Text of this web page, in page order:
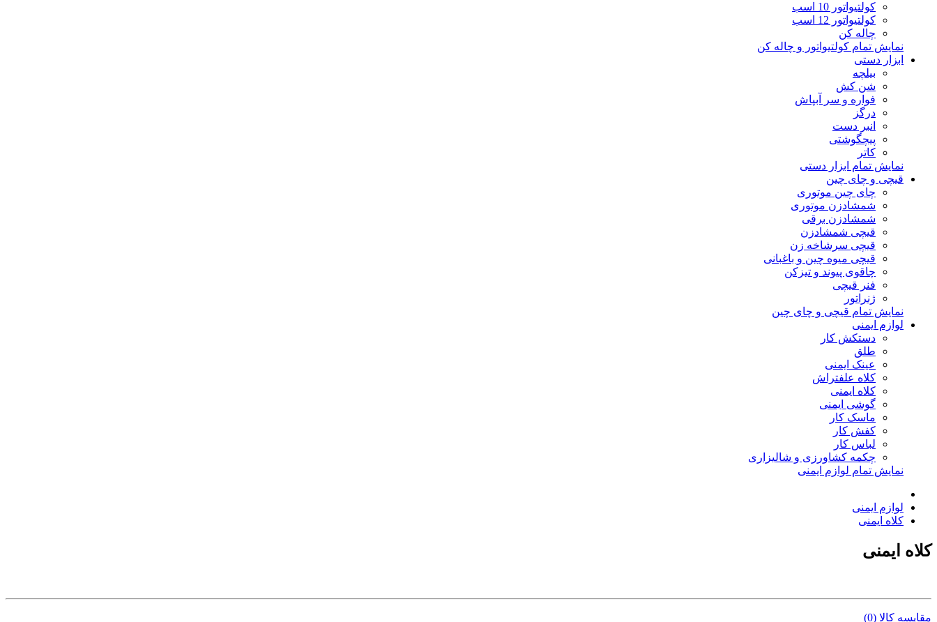
کولتیواتور 10 اسب
کولتیواتور 12 اسب
چاله کن
نمایش تمام کولتیواتور و چاله کن
ابزار دستی
بیلچه
شن کش
فواره و سر آبپاش
درگز
انبر دست
پیچگوشتی
کاتر
نمایش تمام ابزار دستی
قیچی و چای چین
چای چین موتوری
شمشادزن موتوری
شمشادزن برقی
قیچی شمشادزن
قیچی سرشاخه زن
قیچی میوه چین و باغبانی
چاقوی پیوند و تیزکن
فنر قیچی
ژنراتور
نمایش تمام قیچی و چای چین
لوازم ایمنی
دستکش کار
طلق
عینک ایمنی
کلاه علفتراش
کلاه ایمنی
گوشی ایمنی
ماسک کار
کفش کار
لباس کار
چکمه کشاورزی و شالیزاری
نمایش تمام لوازم ایمنی
لوازم ایمنی
کلاه ایمنی
کلاه ایمنی
مقایسه کالا (0)